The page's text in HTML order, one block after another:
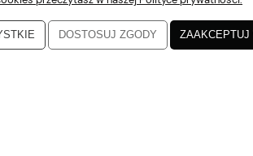
Katarzyna
5
DOSTOSUJ ZGODY